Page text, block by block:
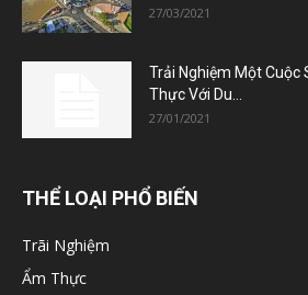
27/03/2021
Trải Nghiệm Một Cuộc
Thực Với Du...
27/01/2021
THỂ LOẠI PHỔ BIẾN
Trãi Nghiệm
Ẩm Thực